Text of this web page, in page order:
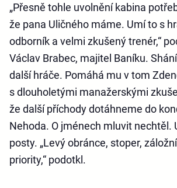
„Přesně tohle uvolnění kabina
že pana Uličného máme. Umí to s
odborník a velmi zkušený trenér,“
Václav Brabec, majitel Baníku.
další hráče. Pomáhá mu v tom
s dlouholetými manažerskými
že další příchody dotáhneme do
Nehoda. O jménech mluvit nechtěl.
posty. „Levý obránce, stoper,
priority,“ podotkl.